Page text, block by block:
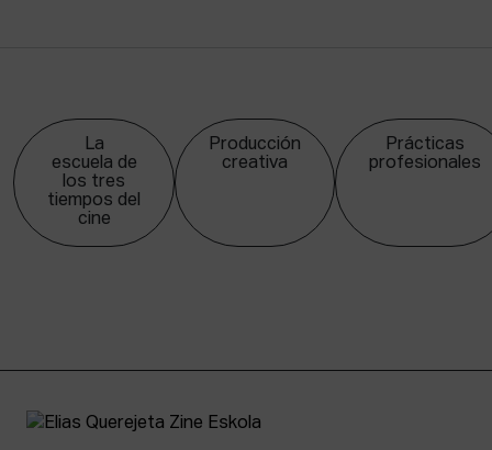
La
escuela de
los tres
tiempos del
cine
Producción
creativa
Prácticas
profesionales